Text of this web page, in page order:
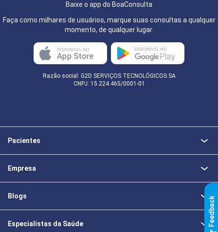
Baixe o app do BoaConsulta
Faça como milhares de usuários, marque suas consultas a qualquer
momento, de qualquer lugar.
Razão social: G2D SERVIÇOS TECNOLÓGICOS SA
CNPJ: 15.224.465/0001-01
Pacientes
Empresa
Blogs
Especialistas da Saúde k